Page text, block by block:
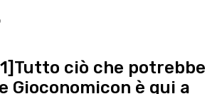
ciò che potrebbe
Gioconomicon è qui a